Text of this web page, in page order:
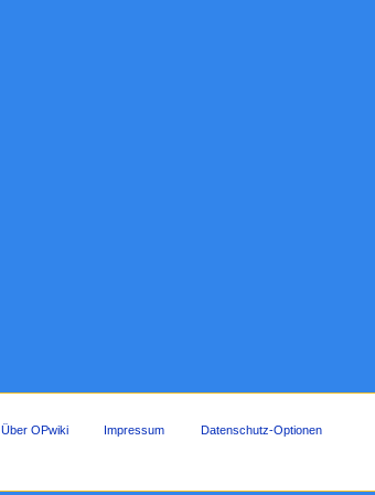
Über OPwiki Impressum Datenschutz-Optionen